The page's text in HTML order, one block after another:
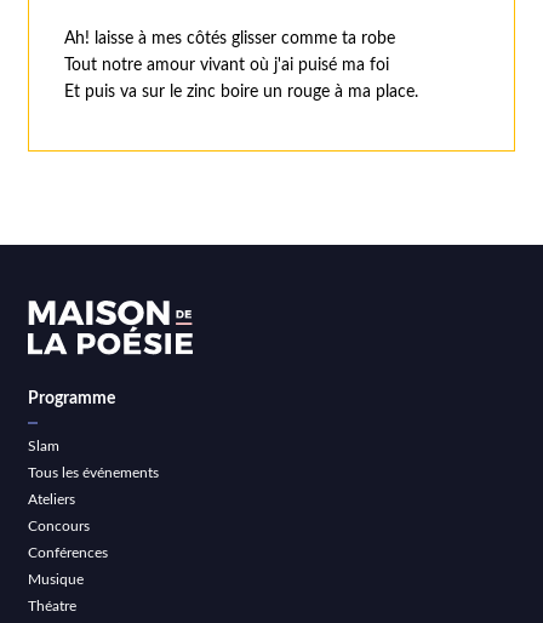
Ah! laisse à mes côtés glisser comme ta robe
Tout notre amour vivant où j'ai puisé ma foi
Et puis va sur le zinc boire un rouge à ma place.
Programme
Slam
Tous les événements
Ateliers
Concours
Conférences
Musique
Théatre